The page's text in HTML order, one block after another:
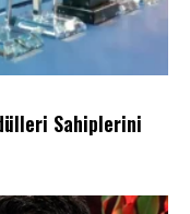
Sahiplerini